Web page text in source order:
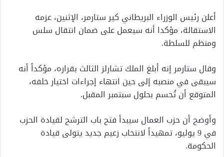
أعلن ​رئيس ‌الوزراء البريطاني كير ستارمر، ‌الإثنين، عزمه
‌الاستقالة، ‌مؤكدا ⁠أنه ⁠سيعمل ‌على ضمان ⁠انتقال سلس
⁠ومنظم ​للسلطة.
وقال ستارمر إنه أبلغ الملك تشارلز الثالث بقراره، مؤكداً أنه
سيبقى في منصبه إلى حين انتهاء إجراءات اختيار خلفه،
المتوقع أن تُحسم بحلول سبتمبر المقبل.
وأوضح أن حزب العمال سيبدأ فتح باب الترشح لقيادة الحزب
في 9 يوليو، تمهيداً لانتخاب زعيم جديد يتولى قيادة
الحكومة.